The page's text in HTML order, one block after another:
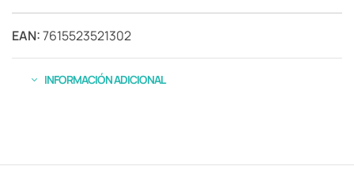
EAN:7615523521302
INFORMACIÓN ADICIONAL